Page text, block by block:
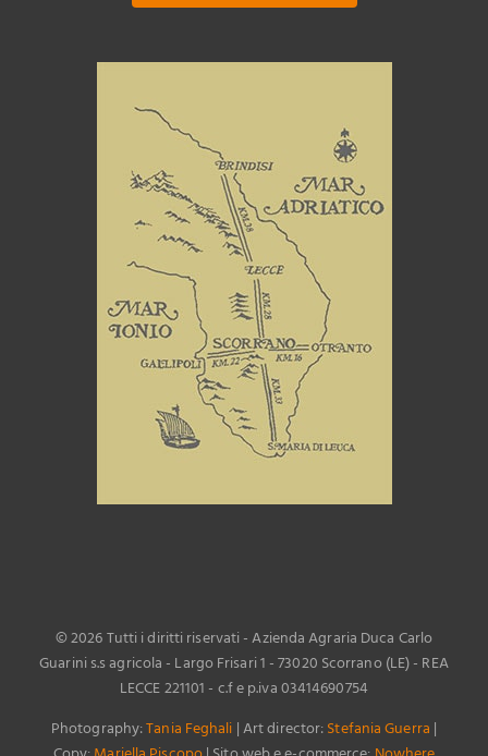
©2026 Tutti i diritti riservati - Azienda Agraria Duca Carlo
Guarini s.s agricola - Largo Frisari 1 - 73020 Scorrano (LE) - REA
LECCE 221101 - c.f e p.iva 03414690754
Photography:Tania Feghali | Art director:Stefania Guerra |